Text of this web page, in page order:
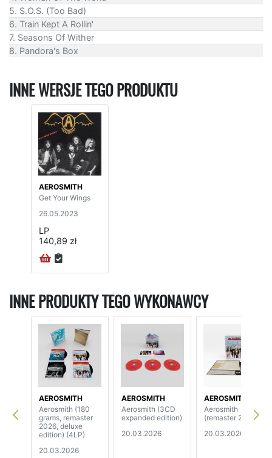
5. S.O.S. (Too Bad)
6. Train Kept A Rollin'
7. Seasons Of Wither
8. Pandora's Box
INNE WERSJE TEGO PRODUKTU
AEROSMITH
Get Your Wings
26.05.2023
LP
140,89 zł
INNE PRODUKTY TEGO WYKONAWCY
AEROSMITH
Aerosmith (180
grams, remaster
2026, deluxe
edition) (4LP)
20.03.2026
AEROSMITH
Aerosmith (3CD
expanded edition)
20.03.2026
AEROSMITH
Aerosmith
(remaster 2026)
20.03.2026